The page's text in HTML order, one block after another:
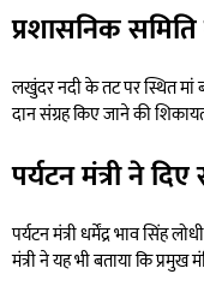
प्रशासनिक
लखुंदर नदी के तट पर स्थित मां
दान संग्रह किए जाने की
पर्यटन मंत्री ने
पर्यटन मंत्री धर्मेंद्र भाव सिंह
मंत्री ने यह भी बताया कि प्रमुख